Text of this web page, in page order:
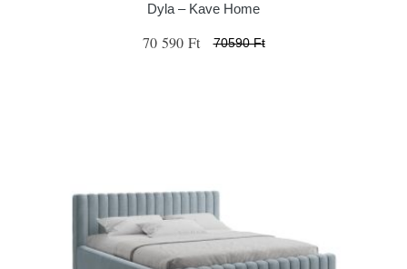
Dyla – Kave Home
70 590 Ft 70590 Ft